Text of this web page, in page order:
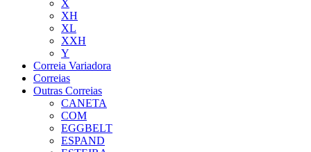
X
XH
XL
XXH
Y
Correia Variadora
Correias
Outras Correias
CANETA
COM
EGGBELT
ESPAND